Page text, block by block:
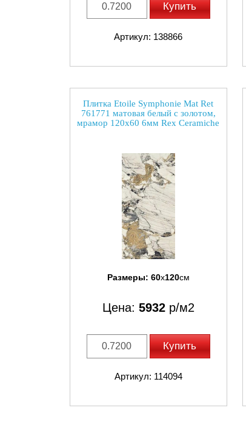
Купить
Артикул: 138866
Плитка Etoile Symphonie Mat Ret
761771 матовая белый с золотом,
мрамор 120x60 6мм Rex Ceramiche
Размеры: 60x120см
Цена: 5932р/м2
Купить
Артикул: 114094